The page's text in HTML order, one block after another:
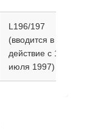
L196/197
(вводится в
действие с 1
июля 1997)